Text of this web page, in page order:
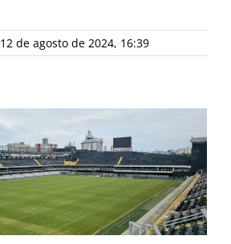
12 de agosto de 2024, 16:39